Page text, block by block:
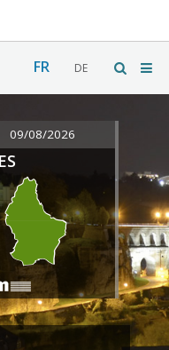
FR DE
09/08/2026